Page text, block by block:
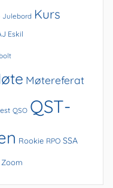
Julebord Kurs
Eskil
Møtereferat
QSO QST-
Rookie RPO SSA
Zoom